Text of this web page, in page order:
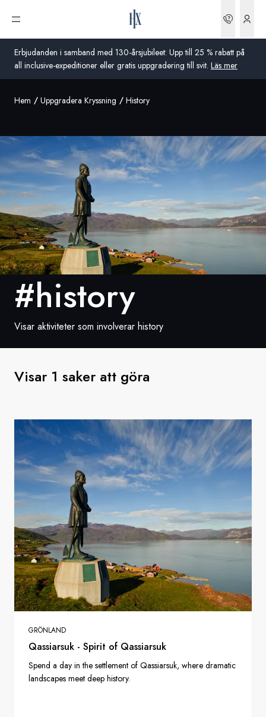
Erbjudanden i samband med 130-årsjubileet: Upp till 25 % rabatt på
all inclusive-expeditioner eller gratis uppgradering till svit. Läs mer
Öppna meny
Sverige
Storbritannien
USA
Tyskland
Schweiz
Frankrike
Sverige
Danmark
Norge
Global
Hem Uppgradera Kryssning History
#history
Visar aktiviteter som involverar history
Visar 1 saker att göra
GRÖNLAND
Qassiarsuk - Spirit of Qassiarsuk
Spend a day in the settlement of Qassiarsuk, where dramatic
landscapes meet deep history.